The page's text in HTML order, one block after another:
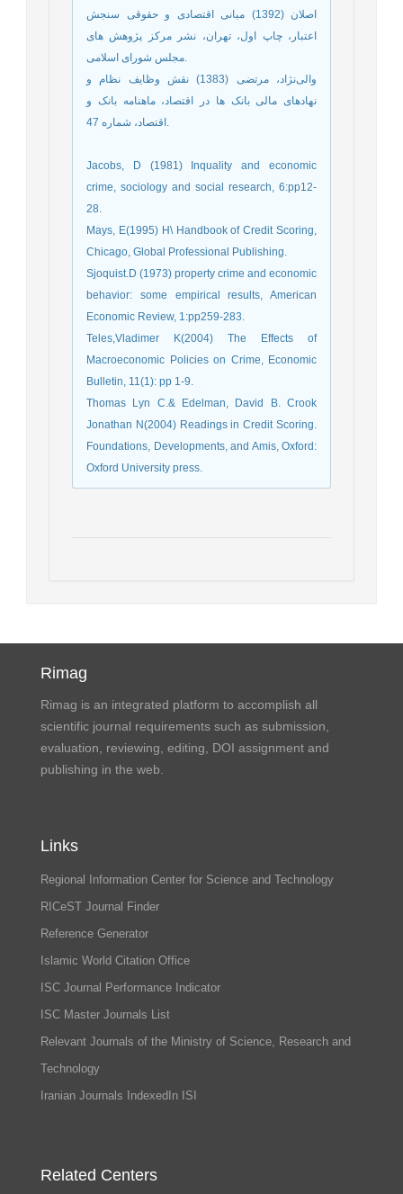
اصلان (1392) مبانی اقتصادی و حقوقی سنجش
اعتبار، چاپ اول، تهران، نشر مرکز پژوهش های
مجلس شورای اسلامی.
والی‌نژاد، مرتضی (1383) نقش وظایف نظام و
نهادهای مالی بانک ها در اقتصاد، ماهنامه بانک و
اقتصاد، شماره 47.
Jacobs, D (1981) Inquality and economic
crime, sociology and social research, 6:pp12-
28.
Mays, E(1995) H\ Handbook of Credit Scoring,
Chicago, Global Professional Publishing.
Sjoquist.D (1973) property crime and economic
behavior: some empirical results, American
Economic Review, 1:pp259-283.
Teles,Vladimer K(2004) The Effects of
Macroeconomic Policies on Crime, Economic
Bulletin, 11(1): pp 1-9.
Thomas Lyn C.& Edelman, David B. Crook
Jonathan N(2004) Readings in Credit Scoring.
Foundations, Developments, and Amis, Oxford:
Oxford University press.
Rimag
Rimag is an integrated platform to accomplish all
scientific journal requirements such as submission,
evaluation, reviewing, editing, DOI assignment and
publishing in the web.
Links
Regional Information Center for Science and Technology
RICeST Journal Finder
Reference Generator
Islamic World Citation Office
ISC Journal Performance Indicator
ISC Master Journals List
Relevant Journals of the Ministry of Science, Research and
Technology
Iranian Journals IndexedIn ISI
Related Centers